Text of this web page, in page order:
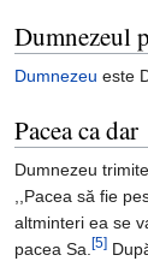
Dumnezeul
Dumnezeu este
Pacea ca dar
Dumnezeu
,,Pacea să fie
altminteri ea se
pacea Sa.[5]